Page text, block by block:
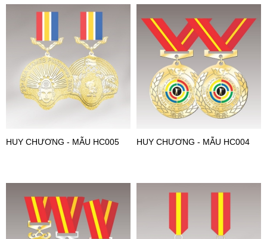
HUY CHƯƠNG - MẪU HC005 HUY CHƯƠNG - MẪU HC004